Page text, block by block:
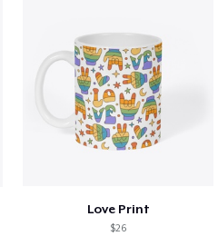
Love Print
$26